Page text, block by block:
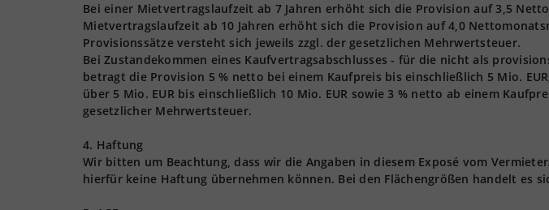
Bei einer Mietvertragslaufzeit ab 7 Jahren erhöht sich die Provision auf 3,5
Mietvertragslaufzeit ab 10 Jahren erhöht sich die Provision auf 4,0
Provisionssätze versteht sich jeweils zzgl. der gesetzlichen Mehrwertsteuer.
Bei Zustandekommen eines Kaufvertragsabschlusses - für die nicht als
betragt die Provision 5 % netto bei einem Kaufpreis bis einschließlich 5 Mio.
über 5 Mio. EUR bis einschließlich 10 Mio. EUR sowie 3 % netto ab einem
gesetzlicher Mehrwertsteuer.
4. Haftung
Wir bitten um Beachtung, dass wir die Angaben in diesem Exposé vom
hierfür keine Haftung übernehmen können. Bei den Flächengrößen handelt es